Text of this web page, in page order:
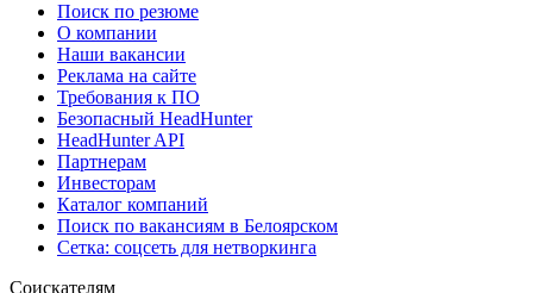
Поиск по резюме
О компании
Наши вакансии
Реклама на сайте
Требования к ПО
Безопасный HeadHunter
HeadHunter API
Партнерам
Инвесторам
Каталог компаний
Поиск по вакансиям в Белоярском
Сетка: соцсеть для нетворкинга
Соискателям